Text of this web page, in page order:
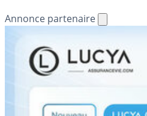
Annonce partenaire